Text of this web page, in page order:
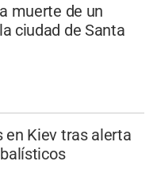
muerte de un
ciudad de Santa
en Kiev tras alerta